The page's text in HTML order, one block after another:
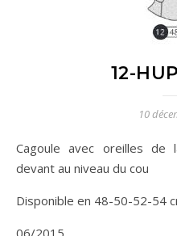
12-
10
Cagoule avec oreilles de lapin. Fermeture par velcros
devant au niveau du cou
Disponible en 48-50-52-54
06/2015